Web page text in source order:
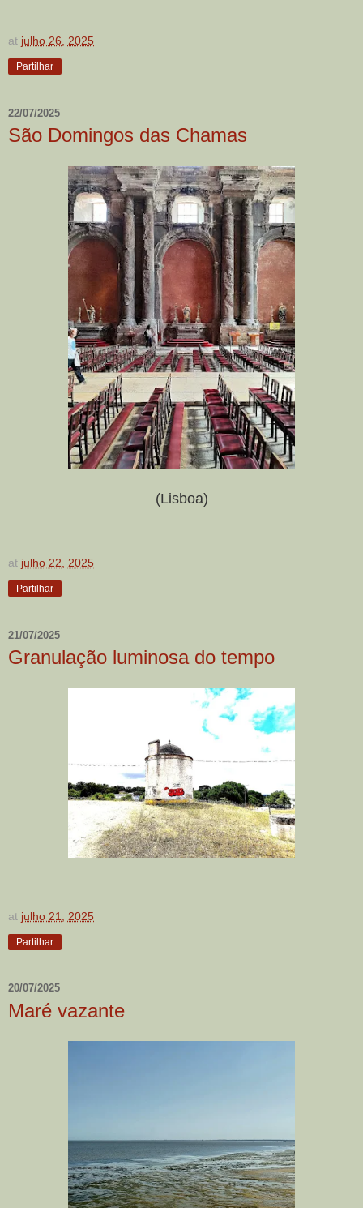
at julho 26, 2025
Partilhar
22/07/2025
São Domingos das Chamas
(Lisboa)
at julho 22, 2025
Partilhar
21/07/2025
Granulação luminosa do tempo
at julho 21, 2025
Partilhar
20/07/2025
Maré vazante